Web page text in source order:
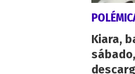
Kiara,